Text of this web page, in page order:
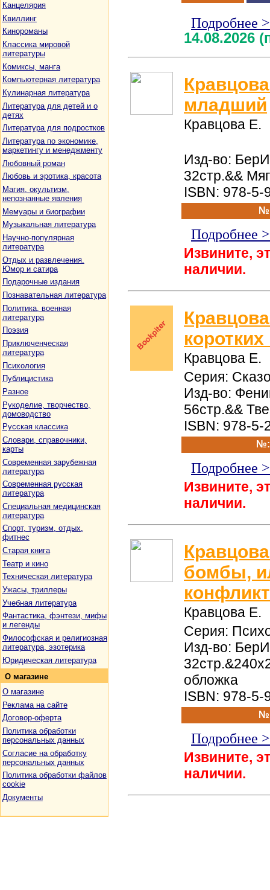
Канцелярия
Квиллинг
Кинороманы
Классика мировой
литературы
Комиксы, манга
Компьютерная литература
Кулинарная литература
Литература для детей и о
детях
Литература для подростков
Литература по экономике,
маркетингу и менеджменту
Любовный роман
Любовь и эротика, красота
Магия, окультизм,
непознанные явления
Мемуары и биографии
Музыкальная литература
Научно-популярная
литература
Отдых и развлечения.
Юмор и сатира
Подарочные издания
Познавательная литература
Политика, военная
литература
Поэзия
Приключенческая
литература
Психология
Публицистика
Разное
Рукоделие, творчество,
домоводство
Русская классика
Словари, справочники,
карты
Современная зарубежная
литература
Современная русская
литература
Специальная медицинская
литература
Спорт, туризм, отдых,
фитнес
Старая книга
Театр и кино
Техническая литература
Ужасы, триллеры
Учебная литература
Фантастика, фэнтези, мифы
и легенды
Философская и религиозная
литература, эзотерика
Юридическая литература
О магазине
О магазине
Реклама на сайте
Договор-оферта
Политика обработки
персональных данных
Согласие на обработку
персональных данных
Политика обработки файлов
cookie
Документы
Подробнее
14.08.2026
младший
Кравцова Е.
Изд-во:
32стр.&&
ISBN: 978-5-
Подробнее
Извините,
наличии.
Кравцова Е.
Серия:
Изд-во:
56стр.&&
ISBN: 978-5-
Подробнее
Извините,
наличии.
бомбы,
Кравцова Е.
Серия:
Изд-во:
обложка
ISBN: 978-5-
Подробнее
Извините,
наличии.